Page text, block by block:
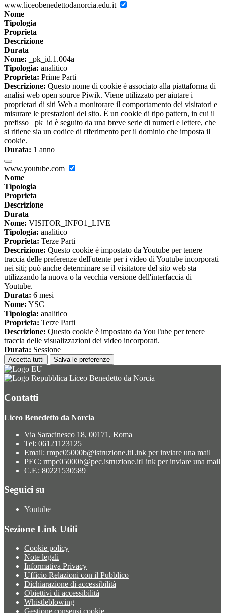
www.liceobenedettodanorcia.edu.it
Nome
Tipologia
Proprieta
Descrizione
Durata
Nome: _pk_id.1.004a
Tipologia: analitico
Proprieta: Prime Parti
Descrizione: Questo nome di cookie è associato alla piattaforma di
analisi web open source Piwik. Viene utilizzato per aiutare i
proprietari di siti Web a monitorare il comportamento dei visitatori e
misurare le prestazioni del sito. È un cookie di tipo pattern, in cui il
prefisso _pk_id è seguito da una breve serie di numeri e lettere, che
si ritiene sia un codice di riferimento per il dominio che imposta il
cookie.
Durata: 1 anno
www.youtube.com
Nome
Tipologia
Proprieta
Descrizione
Durata
Nome: VISITOR_INFO1_LIVE
Tipologia: analitico
Proprieta: Terze Parti
Descrizione: Questo cookie è impostato da Youtube per tenere
traccia delle preferenze dell'utente per i video di Youtube incorporati
nei siti; può anche determinare se il visitatore del sito web sta
utilizzando la nuova o la vecchia versione dell'interfaccia di
Youtube.
Durata: 6 mesi
Nome: YSC
Tipologia: analitico
Proprieta: Terze Parti
Descrizione: Questo cookie è impostato da YouTube per tenere
traccia delle visualizzazioni dei video incorporati.
Durata: Sessione
Accetta tutti Salva le preferenze
Liceo Benedetto da Norcia
Contatti
Liceo Benedetto da Norcia
Via Saracinesco 18, 00171, Roma
Tel: 06121123125
Email: rmpc05000b@istruzione.itLink per inviare una mail
PEC: rmpc05000b@pec.istruzione.itLink per inviare una mail
C.F.: 80221530589
Seguici su
Youtube
Sezione Link Utili
Cookie policy
Note legali
Informativa Privacy
Ufficio Relazioni con il Pubblico
Dichiarazione di accessibilità
Obiettivi di accessibilità
Whistleblowing